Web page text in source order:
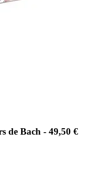
de Bach - 49,50 €